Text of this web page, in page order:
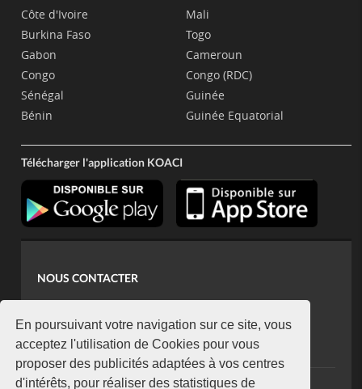
En poursuivant votre navigation sur ce site, vous
acceptez l'utilisation de Cookies pour vous
proposer des publicités adaptées à vos centres
d'intérêts, pour réaliser des statistiques de
Côte d'Ivoire
Burkina Faso
Gabon
Congo
Sénégal
Bénin
Mali
Togo
Cameroun
Congo (RDC)
Guinée
Guinée Equatorial
Télécharger l'application KOACI
NOUS CONTACTER
koaci@yahoo.fr
+225 07 08 85 52 93